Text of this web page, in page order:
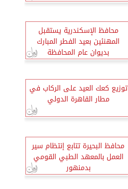
محافظ الإسكندرية يستقبل
المهنئين بعيد الفطر المبارك
بديوان عام المحافظة
توزيع كعك العيد على الركاب في
مطار القاهرة الدولي
محافظ البحيرة تتابع إنتظام سير
العمل بالمعهد الطبي القومي
بدمنهور